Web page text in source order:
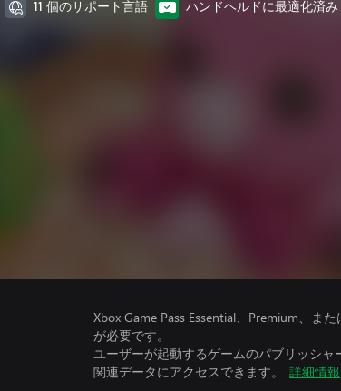
11 個のサポート言語 ハンドヘルドに最適化済み
Xbox Game Pass Essential、Premium、ま
が必要です。
ユーザーが起動するゲームのパブリッシ
関連データにアクセスできます。
詳細情報